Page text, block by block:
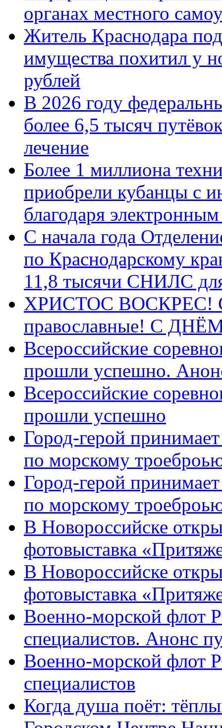
органах местного
Житель Краснодара
имущества похитил у
рублей
В 2026 году
более 6,5 тысяч
лечение
Более 1 миллиона
приобрели кубанцы с
благодаря
С начала года
по Краснодарскому
11,8 тысячи СНИЛС
ХРИСТОС ВОСКРЕС! С
православные! C
Всероссийские
прошли успешно.
Всероссийские
прошли успешно
Город-герой
по морскому
Город-герой
по морскому
В Новороссийске
фотовыставка
В Новороссийске
фотовыставка
Военно-морской флот
специалистов. Анонс
Военно-морской флот
специалистов
Когда душа поёт: